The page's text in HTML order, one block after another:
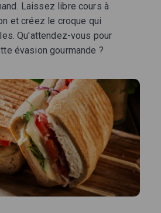
Laissez libre cours à
et créez le croque qui
Qu'attendez-vous pour
évasion gourmande ?